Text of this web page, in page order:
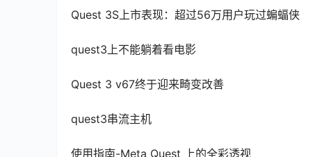
Quest 3S上市表现：超过56万用户玩过蝙蝠侠
quest3上不能躺着看电影
Quest 3 v67终于迎来畸变改善
quest3串流主机
使用指南-Meta Quest 上的全彩透视